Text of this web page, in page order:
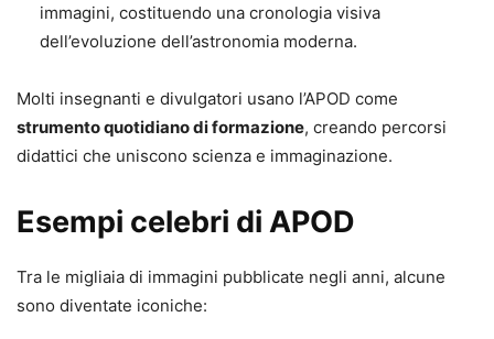
immagini, costituendo una cronologia visiva
dell’evoluzione dell’astronomia moderna.
Molti insegnanti e divulgatori usano l’APOD come
strumento quotidiano di formazione, creando percorsi
didattici che uniscono scienza e immaginazione.
Esempi celebri di APOD
Tra le migliaia di immagini pubblicate negli anni, alcune
sono diventate iconiche: